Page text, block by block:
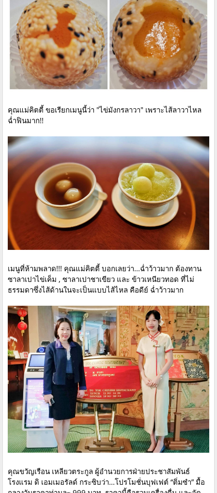
คุณแม่คิตตี้ ขอเรียกเมนูนี้ว่า "ไข่มังกรลาวา" เพราะไส้ลาวาไหล
ฉ่ำฟินมาก!!
เมนูที่ห้ามพลาด!!! คุณแม่คิตตี้ บอกเลยว่า...ฉ่ำว้าวมาก ต้องทาน
ซาลาเปาไข่เค็ม , ซาลาเปาชาเขียว และ ข้าวเหนียวทอด ที่ไม่
ธรรมดาซึ่งไส้ด้านในจะเป็นแบบไส้ไหล คือดีย์ ฉ่ำว้าวมาก
คุณขวัญเรือน เหลียวตระกูล ผู้อำนวยการฝ่ายประชาสัมพันธ์
โรงแรม ดิ เอมเมอรัลด์ กระซิบว่า...โปรโมชั่นบุฟเฟต์ “ติ่มซำ” มื้อ